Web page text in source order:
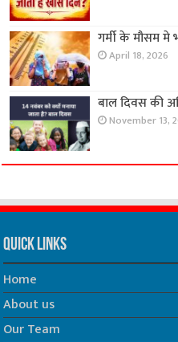
गर्मी के मौसम मे
April 18, 2026
बाल दिवस की
November 13,
Quick Links
Home
About us
Our Team